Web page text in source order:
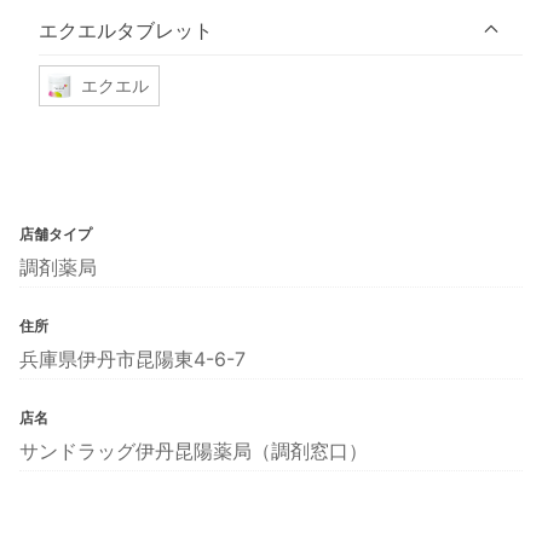
エクエルタブレット
エクエル
店舗タイプ
調剤薬局
住所
兵庫県伊丹市昆陽東4-6-7
店名
サンドラッグ伊丹昆陽薬局（調剤窓口）